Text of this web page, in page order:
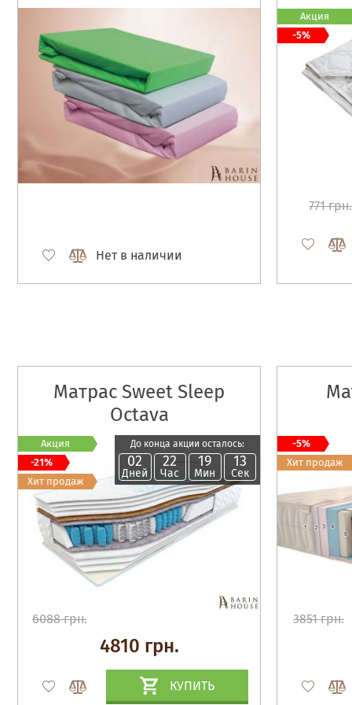
Нет в наличии
771 грн.
Акция
-5%
Матрас Sweet Sleep
Octava
До конца акции осталось:
02
Дней
22
Час
19
Мин
12
Сек
6088 грн.
4810 грн.
КУПИТЬ
Акция
-21%
Хит продаж
3851 грн.
-5%
Хит продаж